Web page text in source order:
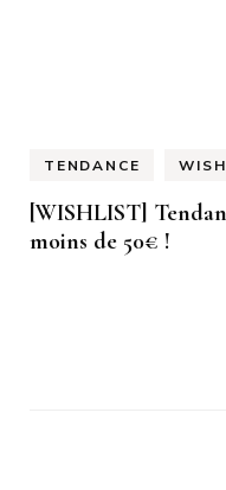
TENDANCE
[WISHLIST]
moins de 50€ !